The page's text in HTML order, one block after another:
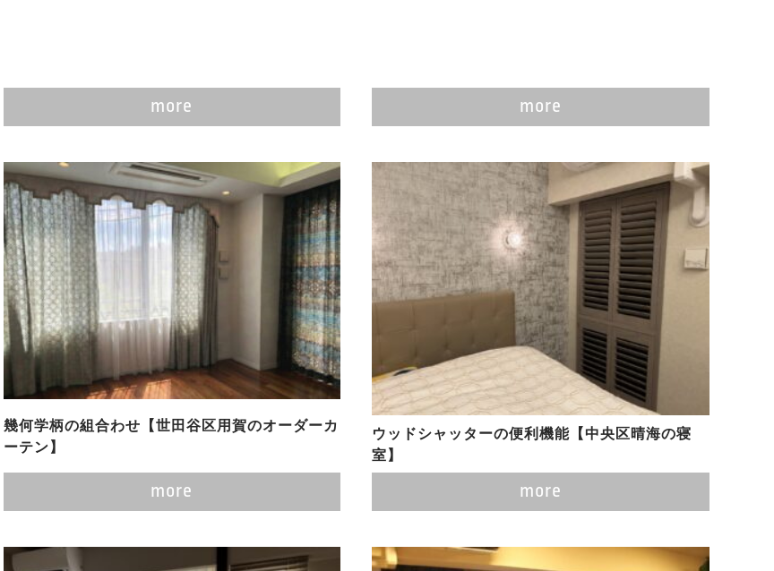
more more
幾何学柄の組合わせ【世田谷区用賀のオーダーカ
ーテン】
more
ウッドシャッターの便利機能【中央区晴海の寝
室】
more